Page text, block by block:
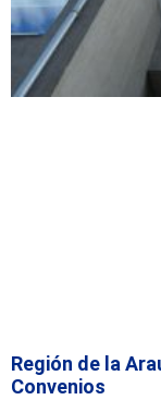
Región de la
Convenios